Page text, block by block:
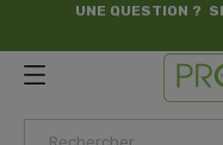
UNE QUESTION ?